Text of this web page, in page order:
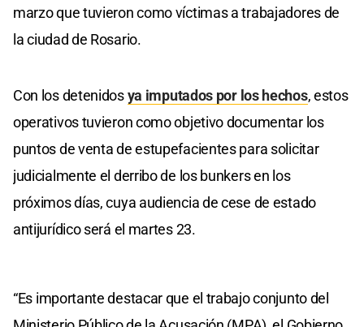
marzo que tuvieron como víctimas a trabajadores de
la ciudad de Rosario.
Con los detenidosya imputados por los hechos, estos
operativos tuvieron como objetivo documentar los
puntos de venta de estupefacientes para solicitar
judicialmente el derribo de los bunkers en los
próximos días, cuya audiencia de cese de estado
antijurídico será el martes 23.
“Es importante destacar que el trabajo conjunto del